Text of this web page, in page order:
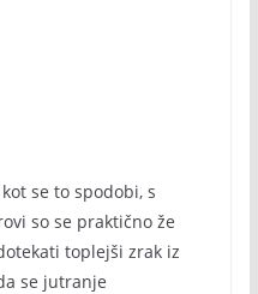
se to spodobi, s
so se praktično že
toplejši zrak iz
se jutranje